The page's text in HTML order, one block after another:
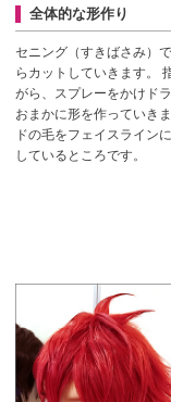
全体的な形作り
セニング（すきばさみ）
らカットしていきます。
がら、スプレーをかけド
おまかに形を作っていきま
ドの毛をフェイスライン
しているところです。